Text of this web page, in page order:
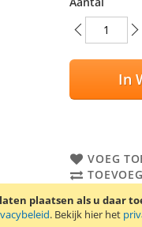
plaatsen als u daar
. Bekijk hier het
In
VOEG
Screen
protector